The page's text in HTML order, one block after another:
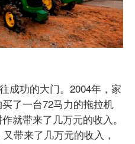
成功的大门。2004年，家
了一台72马力的拖拉机
就带来了几万元的收入。
带来了几万元的收入，